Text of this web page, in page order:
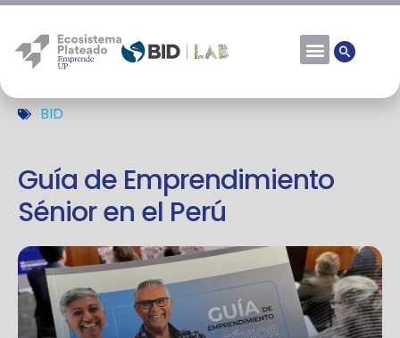
BID
Guía de Emprendimiento
Sénior en el Perú